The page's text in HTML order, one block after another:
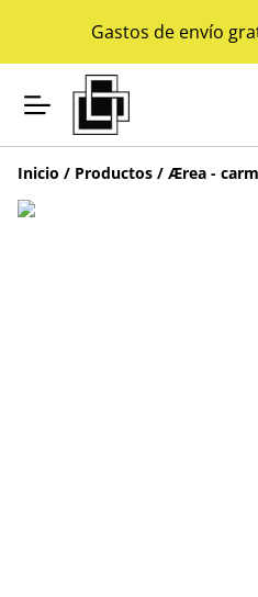
Gastos de envío
Inicio / Productos / Ærea -